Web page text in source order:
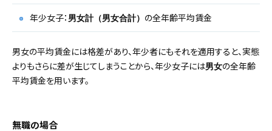
年少女子： 男女計（男女合計） の全年齢平均賃金
男女の平均賃金には格差があり、年少者にもそれを適用すると、実態
よりもさらに差が生じてしまうことから、年少女子には男女の全年齢
平均賃金を用います。
無職の場合